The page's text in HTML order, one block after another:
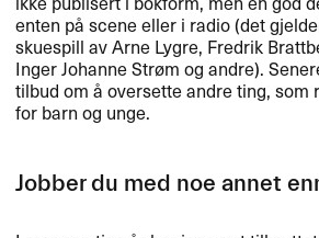
enten p​å scene eller i radio (det
skuespill av Arne Lygre, Fredrik
Inger Johanne Str​ø​m og andre).
tilbud om ​å oversette andre ting, som
for barn og unge.​​
Jobber du med noe annet